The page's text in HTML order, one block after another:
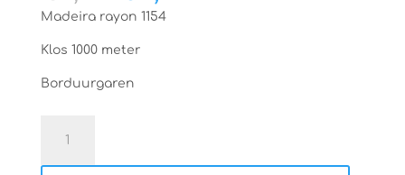
prijs
€6,60.
Madeira rayon 1154
Klos 1000 meter
Borduurgaren
rayon
1154